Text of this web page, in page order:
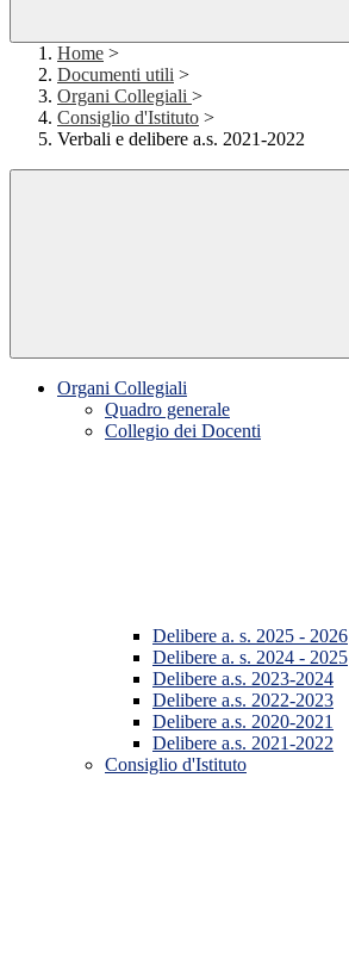
Home >
Documenti utili >
Organi Collegiali >
Consiglio d'Istituto >
Verbali e delibere a.s. 2021-2022
Organi Collegiali
Quadro generale
Collegio dei Docenti
Delibere a. s. 2025 - 2026
Delibere a. s. 2024 - 2025
Delibere a.s. 2023-2024
Delibere a.s. 2022-2023
Delibere a.s. 2020-2021
Delibere a.s. 2021-2022
Consiglio d'Istituto